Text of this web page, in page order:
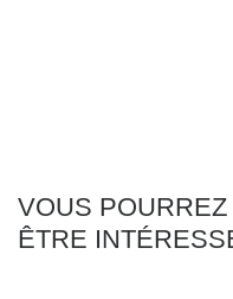
VOUS POURREZ
ÊTRE